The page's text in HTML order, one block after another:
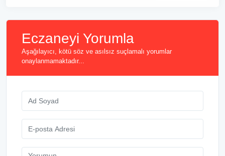
Eczaneyi Yorumla
Aşağılayıcı, kötü söz ve asılsız suçlamalı yorumlar
onaylanmamaktadır...